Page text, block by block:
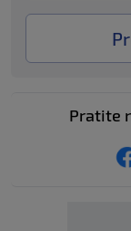
Pratite